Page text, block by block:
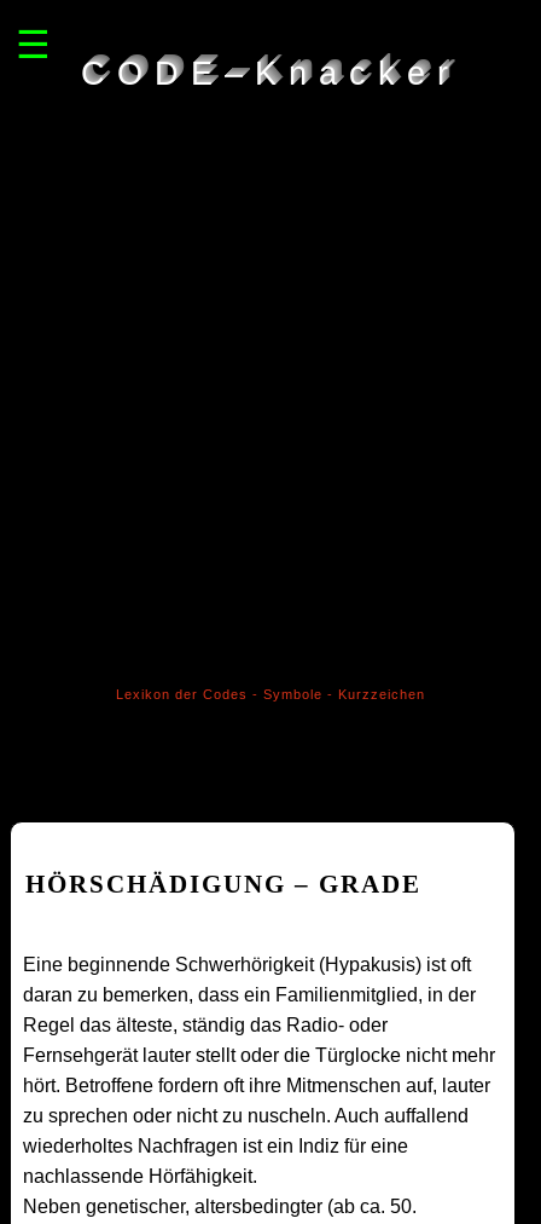
CODE–Knacker
Lexikon der Codes - Symbole - Kurzzeichen
☰
HÖRSCHÄDIGUNG – GRADE
Eine beginnende Schwerhörigkeit (Hypakusis) ist oft
daran zu bemerken, dass ein Familienmitglied, in der
Regel das älteste, ständig das Radio- oder
Fernsehgerät lauter stellt oder die Türglocke nicht mehr
hört. Betroffene fordern oft ihre Mitmenschen auf, lauter
zu sprechen oder nicht zu nuscheln. Auch auffallend
wiederholtes Nachfragen ist ein Indiz für eine
nachlassende Hörfähigkeit.
Neben genetischer, altersbedingter (ab ca. 50.